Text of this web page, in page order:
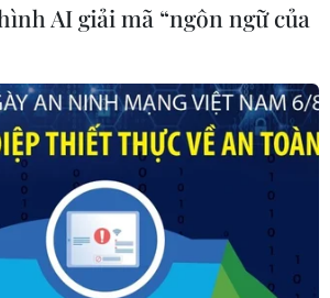
AI giải mã “ngôn ngữ của